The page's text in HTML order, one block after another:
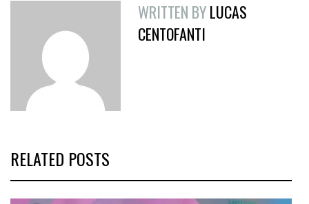
WRITTEN BYLUCAS
CENTOFANTI
RELATED POSTS